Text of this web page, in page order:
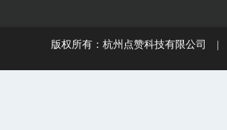
版权所有：杭州点赞科技有限公司